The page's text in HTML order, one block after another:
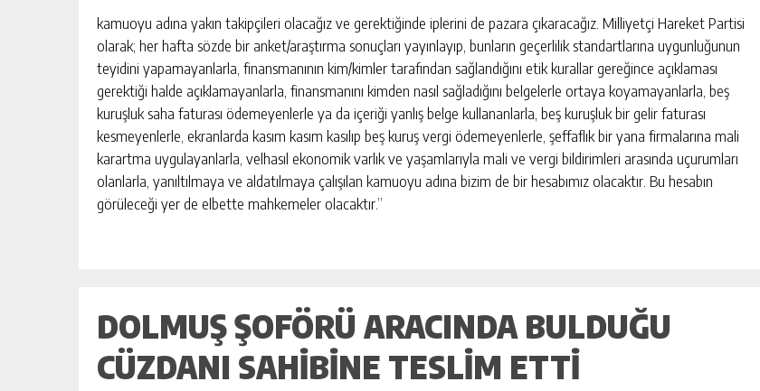
kamuoyu adına yakın takipçileri olacağız ve gerektiğinde iplerini de pazara çıkaracağız. Milliyetçi Hareket Partisi
olarak; her hafta sözde bir anket/araştırma sonuçları yayınlayıp, bunların geçerlilik standartlarına uygunluğunun
teyidini yapamayanlarla, finansmanının kim/kimler tarafından sağlandığını etik kurallar gereğince açıklaması
gerektiği halde açıklamayanlarla, finansmanını kimden nasıl sağladığını belgelerle ortaya koyamayanlarla, beş
kuruşluk saha faturası ödemeyenlerle ya da içeriği yanlış belge kullananlarla, beş kuruşluk bir gelir faturası
kesmeyenlerle, ekranlarda kasım kasım kasılıp beş kuruş vergi ödemeyenlerle, şeffaflık bir yana firmalarına mali
karartma uygulayanlarla, velhasıl ekonomik varlık ve yaşamlarıyla mali ve vergi bildirimleri arasında uçurumları
olanlarla, yanıltılmaya ve aldatılmaya çalışılan kamuoyu adına bizim de bir hesabımız olacaktır. Bu hesabın
görüleceği yer de elbette mahkemeler olacaktır.”
DOLMUŞ ŞOFÖRÜ ARACINDA BULDUĞU
CÜZDANI SAHIBINE TESLIM ETTI